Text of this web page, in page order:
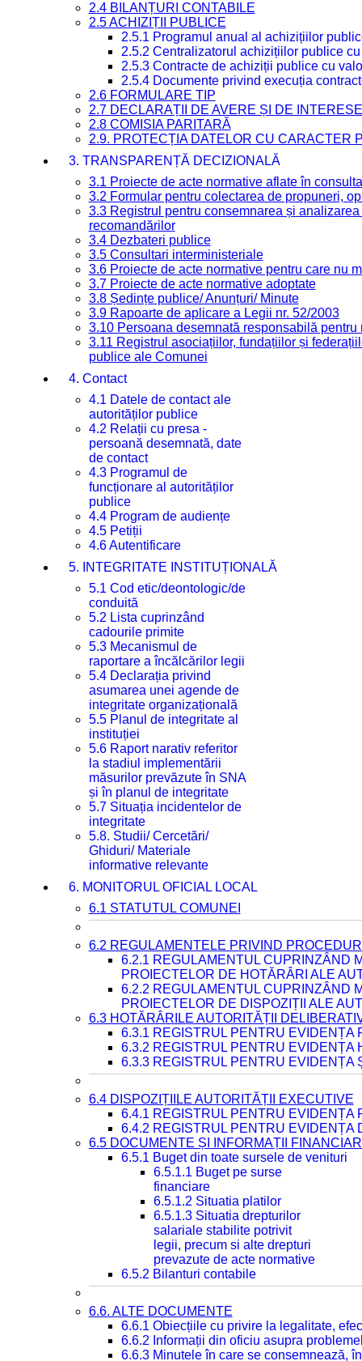
2.4 BILANȚURI CONTABILE
2.5 ACHIZIȚII PUBLICE
2.5.1 Programul anual al achizițiilor
2.5.2 Centralizatorul achizițiilor publice
2.5.3 Contracte de achiziții publice cu
2.5.4 Documente privind execuția
2.6 FORMULARE TIP
2.7 DECLARAȚII DE AVERE ȘI DE INTERESE
2.8 COMISIA PARITARĂ
2.9. PROTECȚIA DATELOR CU CARACTER
3. TRANSPARENȚĂ DECIZIONALĂ
3.1 Proiecte de acte normative aflate în
3.2 Formular pentru colectarea de propuneri,
3.3 Registrul pentru consemnarea și
recomandărilor
3.4 Dezbateri publice
3.5 Consultari interministeriale
3.6 Proiecte de acte normative pentru care nu
3.7 Proiecte de acte normative adoptate
3.8 Ședințe publice/ Anunțuri/ Minute
3.9 Rapoarte de aplicare a Legii nr. 52/2003
3.10 Persoana desemnată responsabilă
3.11 Registrul asociațiilor, fundațiilor și
publice ale Comunei
4. Contact
4.1 Datele de contact ale
autorităților publice
4.2 Relații cu presa -
persoană desemnată, date
de contact
4.3 Programul de
funcționare al autorităților
publice
4.4 Program de audiențe
4.5 Petiții
4.6 Autentificare
5. INTEGRITATE INSTITUȚIONALĂ
5.1 Cod etic/deontologic/de
conduită
5.2 Lista cuprinzând
cadourile primite
5.3 Mecanismul de
raportare a încălcărilor legii
5.4 Declarația privind
asumarea unei agende de
integritate organizațională
5.5 Planul de integritate al
instituției
5.6 Raport narativ referitor
la stadiul implementării
măsurilor prevăzute în SNA
și în planul de integritate
5.7 Situația incidentelor de
integritate
5.8. Studii/ Cercetări/
Ghiduri/ Materiale
informative relevante
6. MONITORUL OFICIAL LOCAL
6.1 STATUTUL COMUNEI
6.2 REGULAMENTELE PRIVIND
6.2.1 REGULAMENTUL CUPRINZÂND
PROIECTELOR DE HOTĂRÂRI ALE
6.2.2 REGULAMENTUL CUPRINZÂND
PROIECTELOR DE DISPOZIȚII ALE
6.3 HOTĂRÂRILE AUTORITĂȚII
6.3.1 REGISTRUL PENTRU EVIDENȚA
6.3.2 REGISTRUL PENTRU EVIDENȚA
6.3.3 REGISTRUL PENTRU EVIDENȚA
6.4 DISPOZIȚIILE AUTORITĂȚII EXECUTIVE
6.4.1 REGISTRUL PENTRU EVIDENȚA
6.4.2 REGISTRUL PENTRU EVIDENȚA
6.5 DOCUMENTE ȘI INFORMAȚII
6.5.1 Buget din toate sursele de venituri
6.5.1.1 Buget pe surse
financiare
6.5.1.2 Situatia platilor
6.5.1.3 Situatia drepturilor
salariale stabilite potrivit
legii, precum si alte drepturi
prevazute de acte normative
6.5.2 Bilanturi contabile
6.6. ALTE DOCUMENTE
6.6.1 Obiecțiile cu privire la legalitate,
6.6.2 Informații din oficiu asupra
6.6.3 Minutele în care se consemnează,